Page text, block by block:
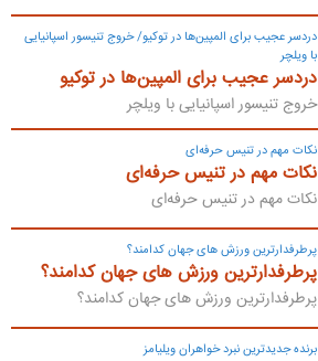
دردسر عجیب برای المپین‌ها در توکیو/ خروج تنیسور اسپانیایی
با ویلچر
دردسر عجیب برای المپین‌ها در توکیو
خروج تنیسور اسپانیایی با ویلچر
نکات مهم در تنیس حرفه‌ای
نکات مهم در تنیس حرفه‌ای
نکات مهم در تنیس حرفه‌ای
پرطرفدارترین ورزش های جهان کدامند؟
پرطرفدارترین ورزش های جهان کدامند؟
پرطرفدارترین ورزش های جهان کدامند؟
برنده جدیدترین نبرد خواهران ویلیامز